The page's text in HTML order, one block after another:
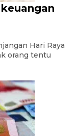
Hari Raya
orang tentu